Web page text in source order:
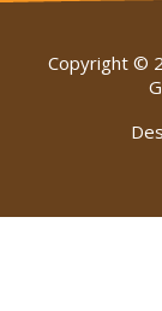
Copyright ©